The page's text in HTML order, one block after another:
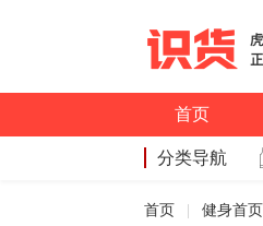
首页
分类导航
首页 健身首页